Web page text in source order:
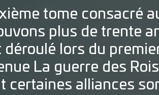
tome consacré
plus de trente
déroulé lors du
La guerre des
certaines alliances